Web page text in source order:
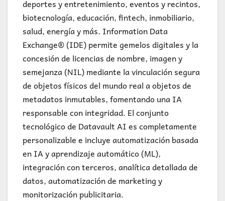
deportes y entretenimiento, eventos y recintos,
biotecnología, educación, fintech, inmobiliario,
salud, energía y más. Information Data
Exchange® (IDE) permite gemelos digitales y la
concesión de licencias de nombre, imagen y
semejanza (NIL) mediante la vinculación segura
de objetos físicos del mundo real a objetos de
metadatos inmutables, fomentando una IA
responsable con integridad. El conjunto
tecnológico de Datavault AI es completamente
personalizable e incluye automatización basada
en IA y aprendizaje automático (ML),
integración con terceros, analítica detallada de
datos, automatización de marketing y
monitorización publicitaria.